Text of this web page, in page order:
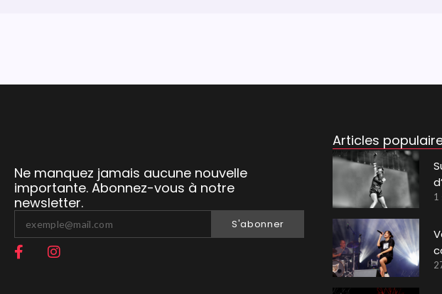
Ne manquez jamais aucune nouvelle
importante. Abonnez-vous à notre
newsletter.
S'abonner
Articles
1